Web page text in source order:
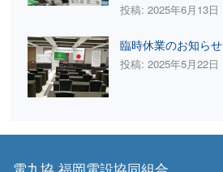
投稿: 2025年6月13日
臨時休業のお知らせ
投稿: 2025年5月22日